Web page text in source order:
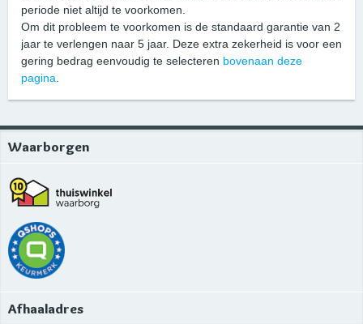
periode niet altijd te voorkomen.
Om dit probleem te voorkomen is de standaard garantie van 2
jaar te verlengen naar 5 jaar. Deze extra zekerheid is voor een
gering bedrag eenvoudig te selecteren bovenaan deze
pagina
Waarborgen
Afhaaladres